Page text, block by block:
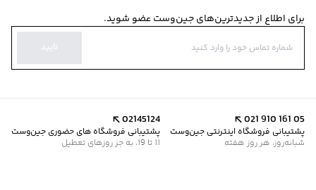
برای اطلاع از جدیدترین‌های جین‌وست عضو شوید.
تایید
021 910 161 05
پشتیبانی فروشگاه اینترنتی جین‌وست
شبانه‌روز، هر روز هفته
02145124
پشتیبانی فروشگاه های حضوری جین‌وست
11 تا 19، به جز روزهای تعطیل